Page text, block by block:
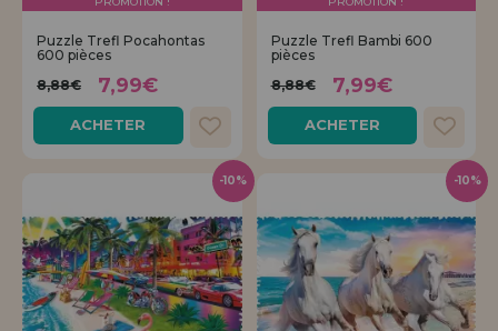
Allez-y! Nous vous attendions.
ENREGISTREMENT DISTRIBUTEUR
Puzzle Trefl Pocahontas
600 pièces
8,88€
7,99€
ACHETER
Puzzle Trefl Bambi 600
pièces
8,88€
7,99€
ACHETER
-10% -10%